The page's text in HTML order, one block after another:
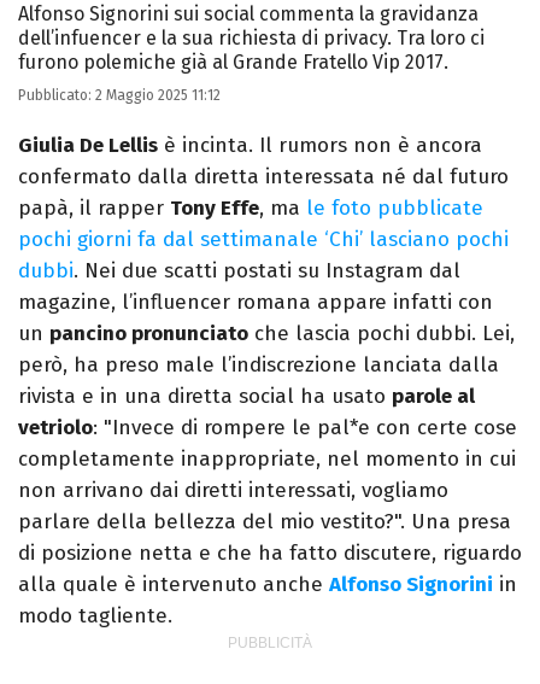
Alfonso Signorini sui social commenta la gravidanza
dell’infuencer e la sua richiesta di privacy. Tra loro ci
furono polemiche già al Grande Fratello Vip 2017.
Pubblicato: 2 Maggio 2025 11:12
Giulia De Lellis è incinta. Il rumors non è ancora
confermato dalla diretta interessata né dal futuro
papà, il rapper Tony Effe, ma le foto pubblicate
pochi giorni fa dal settimanale ‘Chi’ lasciano pochi
dubbi. Nei due scatti postati su Instagram dal
magazine, l’influencer romana appare infatti con
un pancino pronunciato che lascia pochi dubbi. Lei,
però, ha preso male l’indiscrezione lanciata dalla
rivista e in una diretta social ha usato parole al
vetriolo: "Invece di rompere le pal*e con certe cose
completamente inappropriate, nel momento in cui
non arrivano dai diretti interessati, vogliamo
parlare della bellezza del mio vestito?". Una presa
di posizione netta e che ha fatto discutere, riguardo
alla quale è intervenuto anche Alfonso Signorini in
modo tagliente.